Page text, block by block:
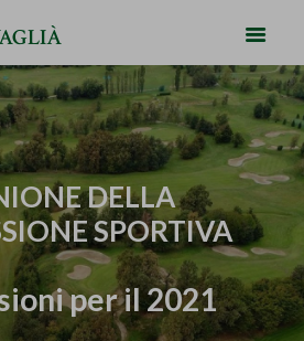
DELLA
SPORTIVA
per il 2021